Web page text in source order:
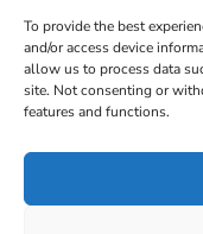
To provide the best
and/or access device
allow us to process data
site. Not consenting or
features and functions.
Reportage TV
Construction en
Chantier